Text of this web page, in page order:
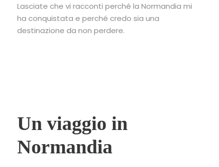
Lasciate che vi racconti perché la Normandia mi
ha conquistata e perché credo sia una
destinazione da non perdere.
Un viaggio in
Normandia